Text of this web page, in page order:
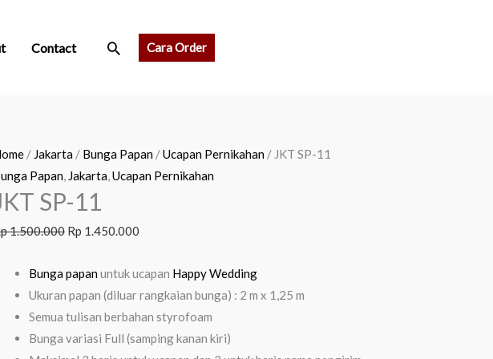
Contact SearchCara Order
/ Jakarta / Bunga Papan /Ucapan Pernikahan / JKT SP-11
Papan, Jakarta,Ucapan Pernikahan
SP-11
1.500.000
Original
price
was:
Rp 1.450.000
Current
price
Bunga papanuntuk ucapan Happy Wedding
Ukuran papan (diluar rangkaian bunga) : 2 m x 1,25 m
Semua tulisan berbahan styrofoam
Bunga variasi Full (samping kanan kiri)